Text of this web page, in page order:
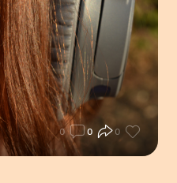
0 0 0